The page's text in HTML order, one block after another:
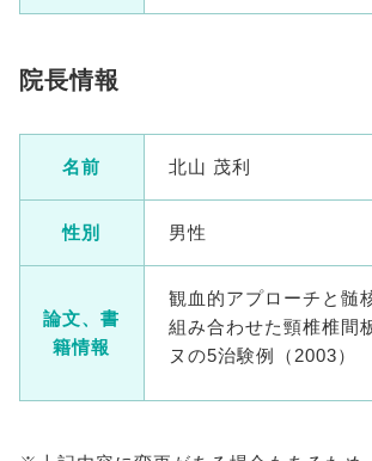
院長情報
名前 北山 茂利
性別 男性
論文、書
籍情報
観血的アプローチと髄
組み合わせた頸椎椎間
ヌの5治験例（2003）